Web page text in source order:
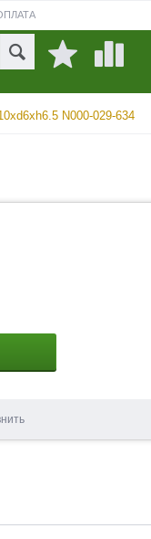
N000-029-634